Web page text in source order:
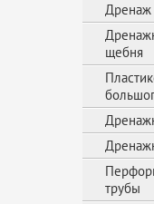
Дренаж
щебня
трубы